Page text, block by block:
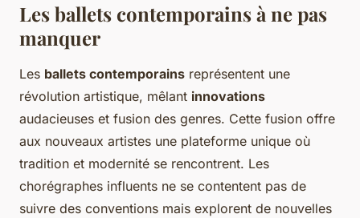
Les ballets contemporains à ne pas
manquer
Les ballets contemporains représentent une
révolution artistique, mêlant innovations
audacieuses et fusion des genres. Cette fusion offre
aux nouveaux artistes une plateforme unique où
tradition et modernité se rencontrent. Les
chorégraphes influents ne se contentent pas de
suivre des conventions mais explorent de nouvelles